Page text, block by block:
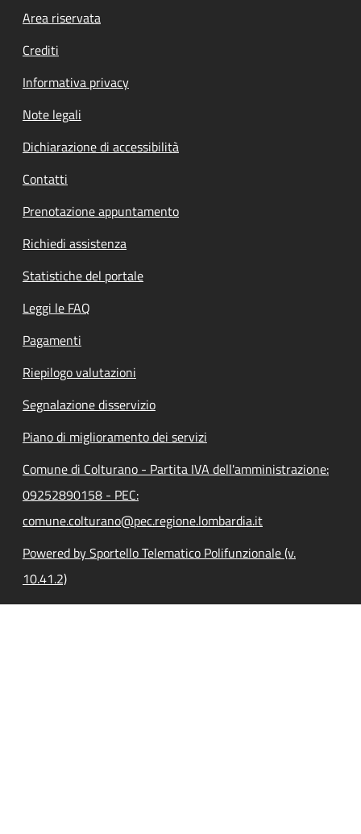
Footer menu
Area riservata
Crediti
Informativa privacy
Note legali
Dichiarazione di accessibilità
Contatti
Prenotazione appuntamento
Richiedi assistenza
Statistiche del portale
Leggi le FAQ
Pagamenti
Riepilogo valutazioni
Segnalazione disservizio
Piano di miglioramento dei servizi
Comune di Colturano - Partita IVA dell'amministrazione:
09252890158 - PEC:
comune.colturano@pec.regione.lombardia.it
Powered by Sportello Telematico Polifunzionale (v.
10.41.2)